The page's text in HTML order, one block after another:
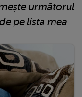
următorul
pe lista mea